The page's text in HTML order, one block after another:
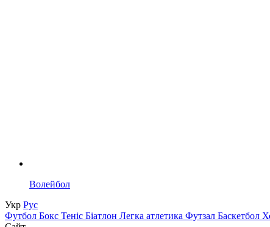
Волейбол
Укр Рус
Футбол Бокс Теніс Біатлон Легка атлетика Футзал Баскетбол